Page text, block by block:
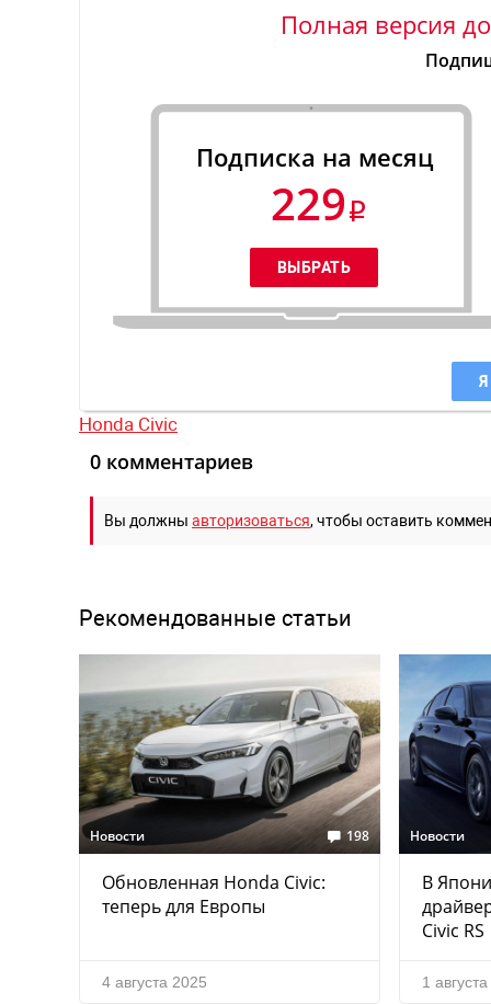
Полная версия
Подписка на месяц
229
Honda Civic
0 комментариев
Вы должны авторизоваться, чтобы оставить
Рекомендованные статьи
Новости 198
Обновленная Honda Civic:
теперь для Европы
4 августа 2025
Новости
В
Civic RS
1